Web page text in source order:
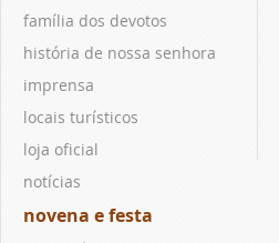
família dos devotos
história de nossa senhora
imprensa
locais turísticos
loja oficial
notícias
novena e festa